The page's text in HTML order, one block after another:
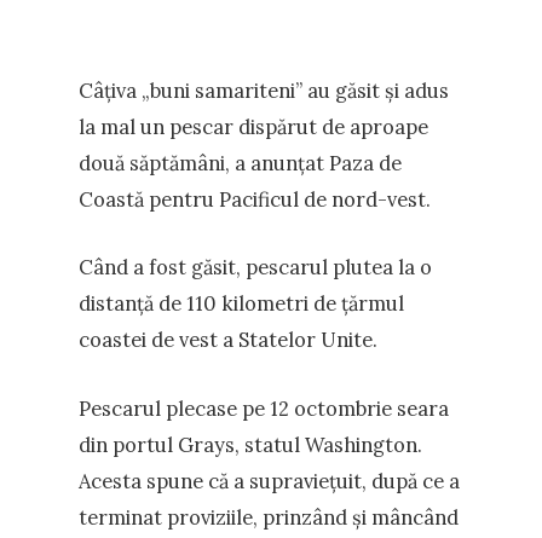
Câțiva „buni samariteni” au găsit și adus
la mal un pescar dispărut de aproape
două săptămâni, a anunțat Paza de
Coastă pentru Pacificul de nord-vest.
Când a fost găsit, pescarul plutea la o
distanță de 110 kilometri de țărmul
coastei de vest a Statelor Unite.
Pescarul plecase pe 12 octombrie seara
din portul Grays, statul Washington.
Acesta spune că a supraviețuit, după ce a
terminat proviziile, prinzând și mâncând